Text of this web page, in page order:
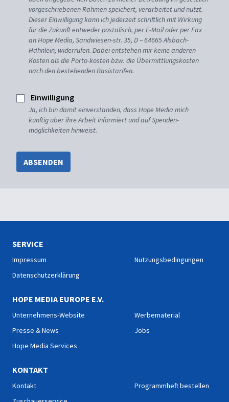
vorgeschriebenen Rahmen speichert, verarbeitet und nutzt.
Dieser Einwilligung kann ich jederzeit schriftlich mit Wirkung
für die Zukunft entweder postalisch, per E-Mail oder per Fax
an Hope Media, Sandwiesen-str. 35, D – 64665 Alsbach-
Hähnlein, widerrufen. Dabei entstehen mir keine anderen
Kosten als die Porto-kosten bzw. die Übermittlungskosten
nach den bestehenden Basistarifen.
Einwilligung
Ja, ich bin damit einverstanden, dass Hope Media mich
künftig über ihre Arbeit informiert und auf Spenden-
möglichkeiten hinweist.
ABSENDEN
SERVICE
Impressum
Datenschutzerklärung
Nutzungsbedingungen
HOPE MEDIA EUROPE E.V.
Unternehmens-Website
Presse & News
Hope Media Services
Werbematerial
Jobs
KONTAKT
Kontakt
Programmheft bestellen